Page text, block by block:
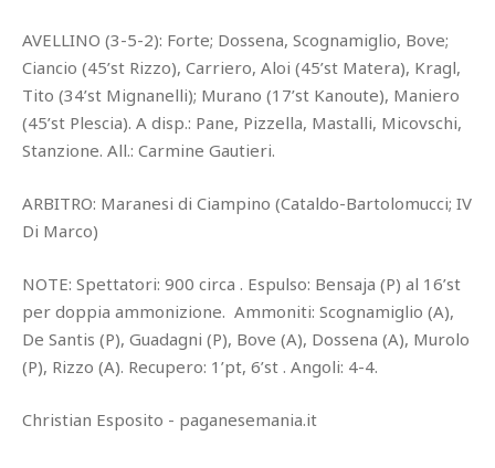
AVELLINO (3-5-2): Forte; Dossena, Scognamiglio, Bove;
Ciancio (45’st Rizzo), Carriero, Aloi (45’st Matera), Kragl,
Tito (34’st Mignanelli); Murano (17’st Kanoute), Maniero
(45’st Plescia). A disp.: Pane, Pizzella, Mastalli, Micovschi,
Stanzione. All.: Carmine Gautieri.
ARBITRO: Maranesi di Ciampino (Cataldo-Bartolomucci; IV
Di Marco)
NOTE: Spettatori: 900 circa . Espulso: Bensaja (P) al 16’st
per doppia ammonizione. Ammoniti: Scognamiglio (A),
De Santis (P), Guadagni (P), Bove (A), Dossena (A), Murolo
(P), Rizzo (A). Recupero: 1’pt, 6’st . Angoli: 4-4.
Christian Esposito - paganesemania.it